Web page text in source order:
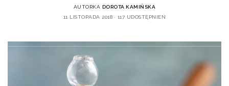
AUTORKA DOROTA KAMIŃSKA
11 LISTOPADA 2018
117 UDOSTĘPNIEŃ